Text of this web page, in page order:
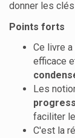
donner les
Points forts
Ce livre
efficace
Les
faciliter
C'est la